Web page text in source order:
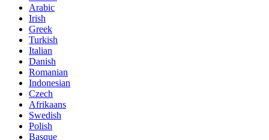
Arabic
Irish
Greek
Turkish
Italian
Danish
Romanian
Indonesian
Czech
Afrikaans
Swedish
Polish
Basque